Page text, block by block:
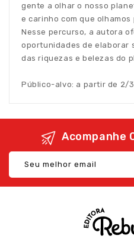
gente a olhar o nosso
e carinho com que
Nesse percurso, a autora
oportunidades de elaborar
das riquezas e belezas do
Público-alvo: a partir de 2/3
Acompanhe